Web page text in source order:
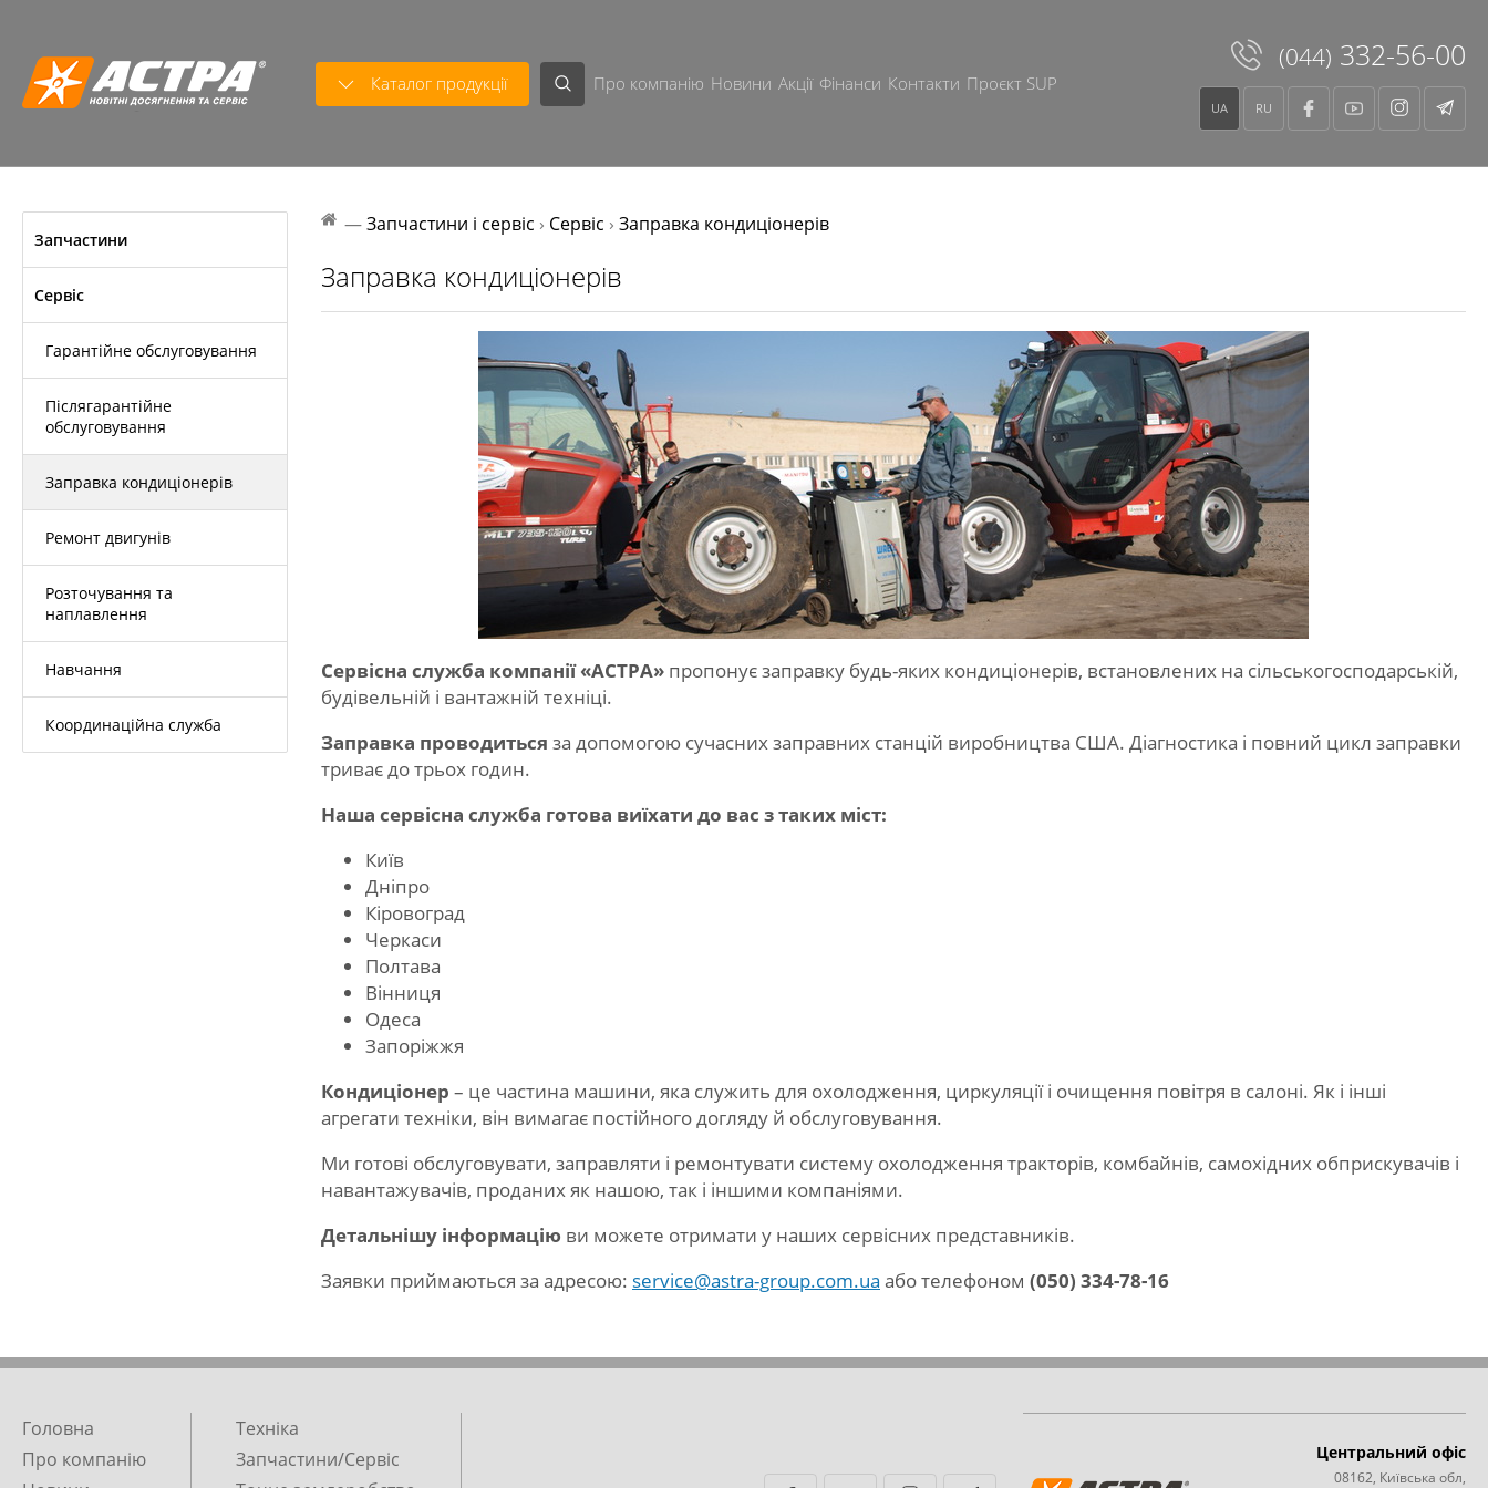
Каталог продукції Про компанію Новини Акції Фінанси Контакти Проєкт SUP
UA RU
(044) 332-56-00
Запчастини
Сервіс
Гарантійне обслуговування
Післягарантійне
обслуговування
Заправка кондиціонерів
Ремонт двигунів
Розточування та
наплавлення
Навчання
Координаційна служба
—Запчастини і сервіс › Сервіс › Заправка кондиціонерів
Заправка кондиціонерів
Сервісна служба компанії «АСТРА» пропонує заправку будь-яких кондиціонерів, встановлених на сільськогосподарській,
будівельній і вантажній техніці.
Заправка проводиться за допомогою сучасних заправних станцій виробництва США. Діагностика і повний цикл заправки
триває до трьох годин.
Наша сервісна служба готова виїхати до вас з таких міст:
Київ
Дніпро
Кіровоград
Черкаси
Полтава
Вінниця
Одеса
Запоріжжя
Кондиціонер – це частина машини, яка служить для охолодження, циркуляції і очищення повітря в салоні. Як і інші
агрегати техніки, він вимагає постійного догляду й обслуговування.
Ми готові обслуговувати, заправляти і ремонтувати систему охолодження тракторів, комбайнів, самохідних обприскувачів і
навантажувачів, проданих як нашою, так і іншими компаніями.
Детальнішу інформацію ви можете отримати у наших сервісних представників.
Заявки приймаються за адресою: service@astra-group.com.ua або телефоном (050) 334-78-16
Центральний офіс
08162, Київська обл,
Головна
Про компанію
Техніка
Запчастини/Сервіс